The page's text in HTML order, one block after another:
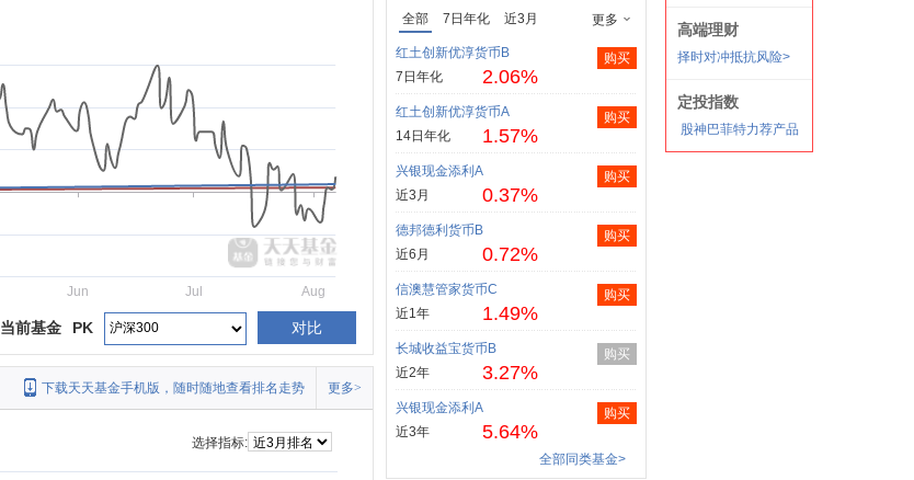
Jun Jul Aug
对比
PK
当前基金
更多>
下载天天基金手机版，随时随地查看排名走势
选择指标:
全部 7日年化 近3月 更多
红土创新优淳货币B
7日年化
2.06%
购买
红土创新优淳货币A
14日年化
1.57%
购买
兴银现金添利A
近3月
0.37%
购买
德邦德利货币B
近6月
0.72%
购买
信澳慧管家货币C
近1年
1.49%
购买
长城收益宝货币B
近2年
3.27%
购买
兴银现金添利A
近3年
5.64%
购买
全部同类基金>